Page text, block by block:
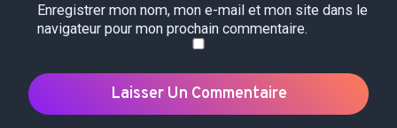
Enregistrer mon nom, mon e-mail et mon site dans le
navigateur pour mon prochain commentaire.